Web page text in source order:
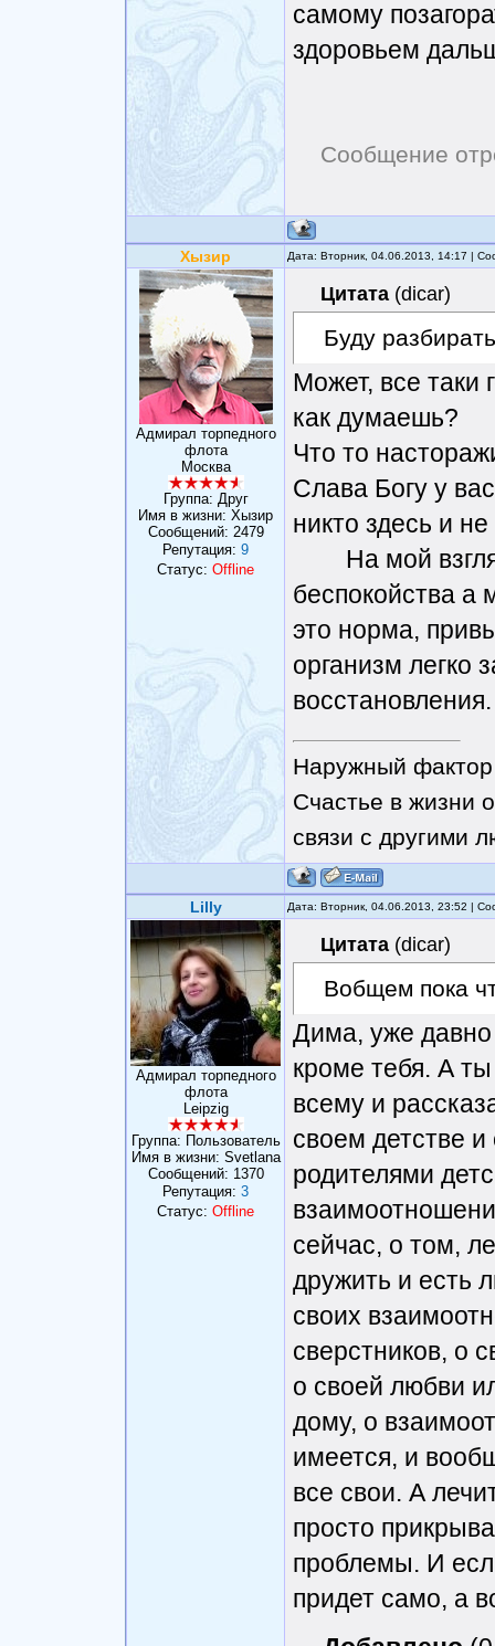
самому
здоровьем
Сообщение
Хызир Дата: Вторник, 04.06.2013, 14:17 |
Адмирал торпедного
флота
Москва
Группа: Друг
Имя в жизни: Хызир
Сообщений: 2479
Репутация: 9
Статус: Offline
Цитата (dicar)
Буду
Может, все таки
как думаешь?
Что то
Слава Богу у
никто здесь и
На мой
беспокойства а
это норма,
организм легко
Наружный фактор
Счастье в жизни
связи с другими
Lilly Дата: Вторник, 04.06.2013, 23:52 |
Адмирал торпедного
флота
Leipzig
Группа: Пользователь
Имя в жизни: Svetlana
Сообщений: 1370
Репутация: 3
Статус: Offline
Цитата (dicar)
Вобщем пока
Дима, уже давно
кроме тебя. А
всему и
своем детстве
родителями
сейчас, о том,
дружить и есть
своих
сверстников, о
о своей любви
дому, о
имеется, и
все свои. А
просто
проблемы. И
придет само, а